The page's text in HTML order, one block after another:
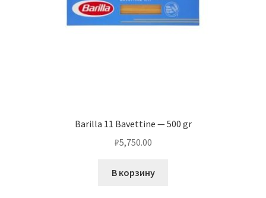
Barilla 11 Bavettine — 500 gr
₽5,750.00
В корзину